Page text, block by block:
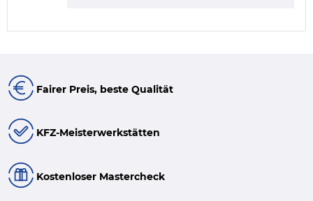
Fairer Preis, beste Qualität
KFZ-Meisterwerkstätten
Kostenloser Mastercheck